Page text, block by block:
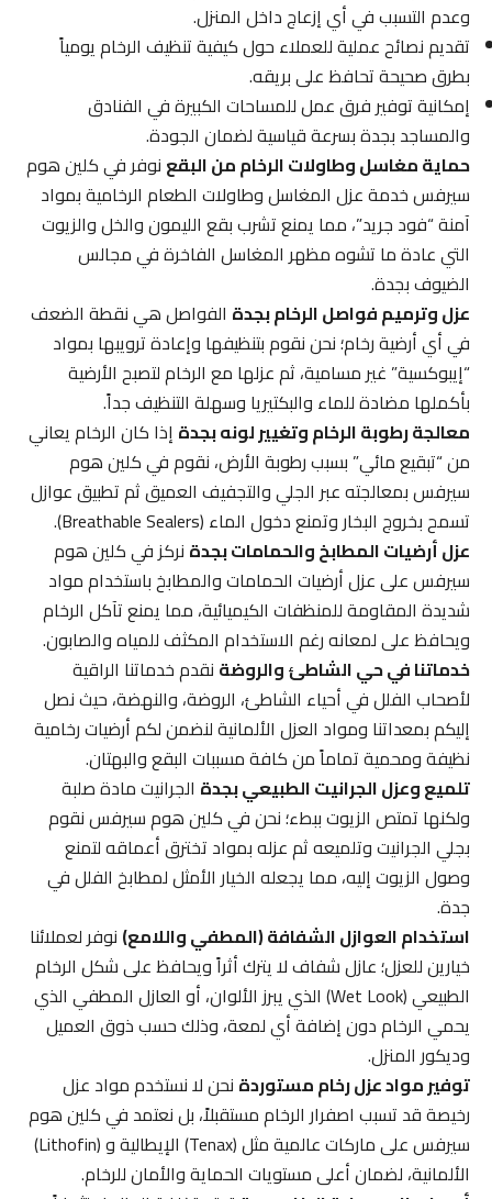
وعدم التسبب في أي إزعاج داخل المنزل.
تقديم نصائح عملية للعملاء حول كيفية تنظيف الرخام يومياً
بطرق صحيحة تحافظ على بريقه.
إمكانية توفير فرق عمل للمساحات الكبيرة في الفنادق
والمساجد بجدة بسرعة قياسية لضمان الجودة.
حماية مغاسل وطاولات الرخام من البقعنوفر في كلين هوم
سيرفس خدمة عزل المغاسل وطاولات الطعام الرخامية بمواد
آمنة “فود جريد”، مما يمنع تشرب بقع الليمون والخل والزيوت
التي عادة ما تشوه مظهر المغاسل الفاخرة في مجالس
الضيوف بجدة.
عزل وترميم فواصل الرخام بجدةالفواصل هي نقطة الضعف
في أي أرضية رخام؛ نحن نقوم بتنظيفها وإعادة ترويبها بمواد
“إيبوكسية” غير مسامية، ثم عزلها مع الرخام لتصبح الأرضية
بأكملها مضادة للماء والبكتيريا وسهلة التنظيف جداً.
معالجة رطوبة الرخام وتغيير لونه بجدةإذا كان الرخام يعاني
من “تبقيع مائي” بسبب رطوبة الأرض، نقوم في كلين هوم
سيرفس بمعالجته عبر الجلي والتجفيف العميق ثم تطبيق عوازل
تسمح بخروج البخار وتمنع دخول الماء (Breathable Sealers).
عزل أرضيات المطابخ والحمامات بجدةنركز في كلين هوم
سيرفس على عزل أرضيات الحمامات والمطابخ باستخدام مواد
شديدة المقاومة للمنظفات الكيميائية، مما يمنع تآكل الرخام
ويحافظ على لمعانه رغم الاستخدام المكثف للمياه والصابون.
خدماتنا في حي الشاطئ والروضةنقدم خدماتنا الراقية
لأصحاب الفلل في أحياء الشاطئ، الروضة، والنهضة، حيث نصل
إليكم بمعداتنا ومواد العزل الألمانية لنضمن لكم أرضيات رخامية
نظيفة ومحمية تماماً من كافة مسببات البقع والبهتان.
تلميع وعزل الجرانيت الطبيعي بجدةالجرانيت مادة صلبة
ولكنها تمتص الزيوت ببطء؛ نحن في كلين هوم سيرفس نقوم
بجلي الجرانيت وتلميعه ثم عزله بمواد تخترق أعماقه لتمنع
وصول الزيوت إليه، مما يجعله الخيار الأمثل لمطابخ الفلل في
جدة.
استخدام العوازل الشفافة (المطفي واللامع)نوفر لعملائنا
خيارين للعزل؛ عازل شفاف لا يترك أثراً ويحافظ على شكل الرخام
الطبيعي (Wet Look) الذي يبرز الألوان، أو العازل المطفي الذي
يحمي الرخام دون إضافة أي لمعة، وذلك حسب ذوق العميل
وديكور المنزل.
توفير مواد عزل رخام مستوردةنحن لا نستخدم مواد عزل
رخيصة قد تسبب اصفرار الرخام مستقبلاً، بل نعتمد في كلين هوم
سيرفس على ماركات عالمية مثل (Tenax) الإيطالية و (Lithofin)
الألمانية، لضمان أعلى مستويات الحماية والأمان للرخام.